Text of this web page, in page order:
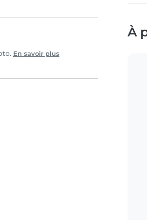
En savoir plus
À